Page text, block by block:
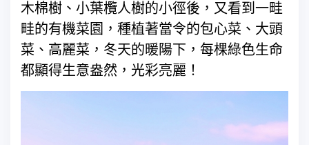
木棉樹、小葉欖人樹的小徑後，又看到一畦
畦的有機菜園，種植著當令的包心菜、大頭
菜、高麗菜，冬天的暖陽下，每棵綠色生命
都顯得生意盎然，光彩亮麗！